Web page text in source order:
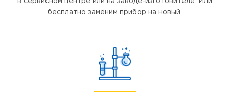
бесплатно заменим прибор на новый.